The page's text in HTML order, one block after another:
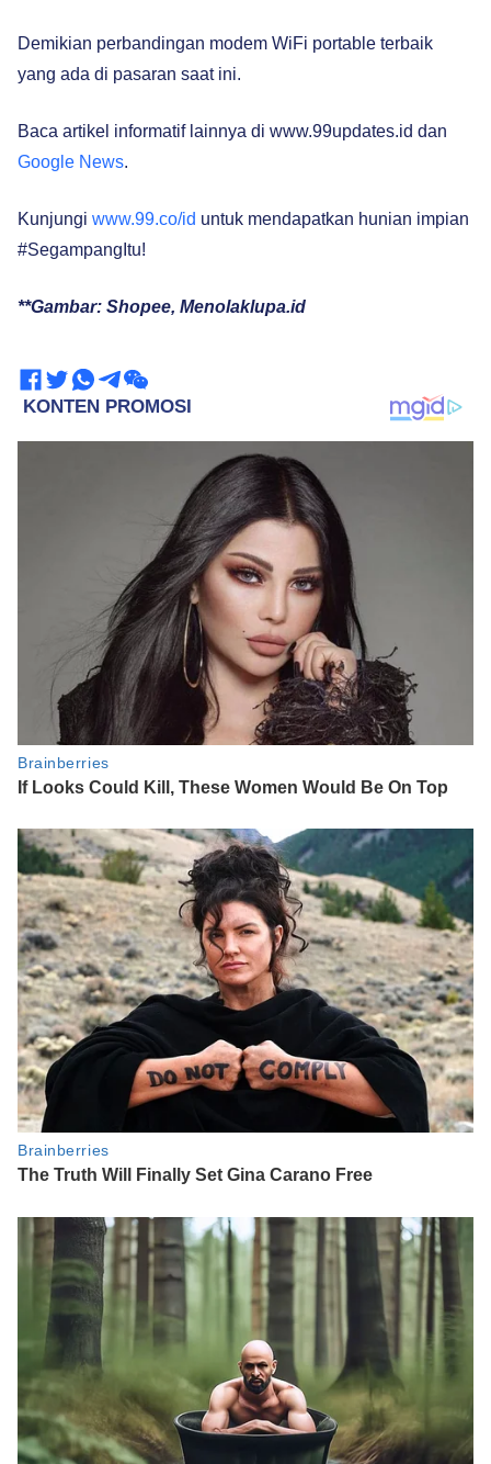
Demikian perbandingan modem WiFi portable terbaik
yang ada di pasaran saat ini.
Baca artikel informatif lainnya di www.99updates.id dan
Google News.
Kunjungi www.99.co/id untuk mendapatkan hunian impian
#SegampangItu!
**Gambar: Shopee, Menolaklupa.id